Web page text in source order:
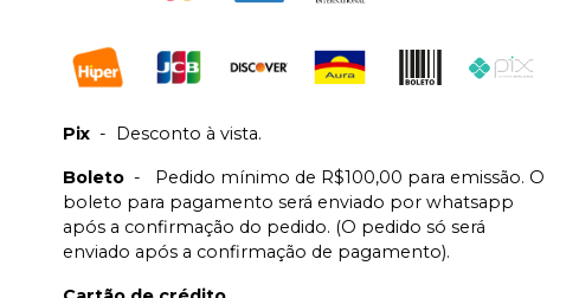
Pix - Desconto à vista.
Boleto -
Pedido mínimo de R$100,00 para emissão. O
boleto para pagamento será enviado por whatsapp
após a confirmação do pedido. (O pedido só será
enviado após a confirmação de pagamento).